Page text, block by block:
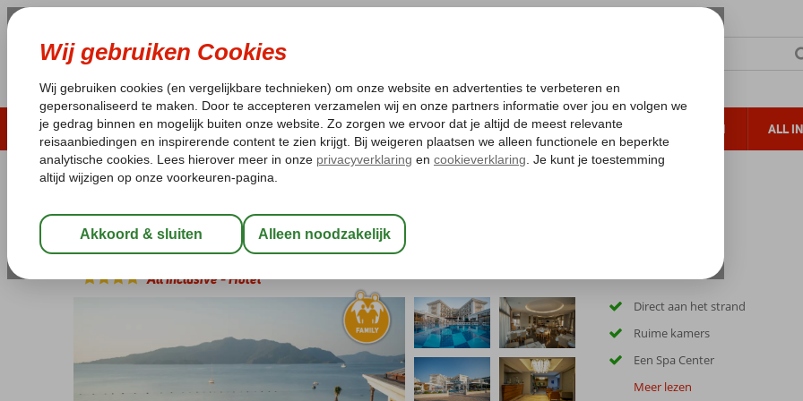
ZOMER 2026 LAST MINUTES WINTERZON ZONVAKANTIES VERRE REIZEN ALL
Laagsteprijsgarantie* Geen fueltoeslag Gratis annuleren*
Home
Turkije Egeische kust Marmaris Marmaris-Centrum Pasa Garden Beach Hotel
Pasa Garden Beach Hotel
All Inclusive-Hotel
Direct aan het strand
Ruime kamers
Een Spa Center
Meer lezen